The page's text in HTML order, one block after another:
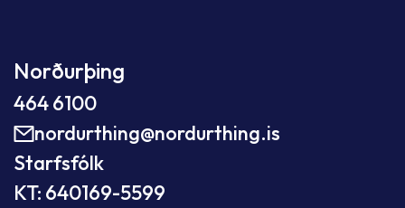
Norðurþing
464 6100
nordurthing@nordurthing.is
Starfsfólk
KT: 640169-5599